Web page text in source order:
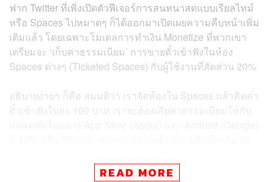
ฟาก Twitter ที่เพิ่งเปิดตัวฟีเจอร์การสนทนาสดแบบเรียลไทม์
หรือ Spaces ไปหมาดๆ ก็ได้ออกมาเปิดเผยความคืบหน้าเพิ่ม
เติมแล้ว โดยเฉพาะโมเดลการทำเงิน Monetize ที่พวกเขา
เตรียมจะ ‘เก็บค่าธรรมเนียม’ การขายตั๋วเข้าฟังในห้อง
Spaces ต่างๆ (Ticketed Spaces) กับผู้ใช้งานที่สัดส่วน 20%
อธิบายง่ายๆ ก็คือ สมมติว่า เราจัดห้องใน Spaces แล้วคิดค่า
ตั๋วเข้าฟังใบละ 100 บาท เราจะต้องเสียค่าธรรมเนียมให้กับ
บาทนั่นเอง เพราะฉะนั้นแล้วเงินจะเข้ากระเป๋าเราจริงๆ ก็คือ
READ MORE